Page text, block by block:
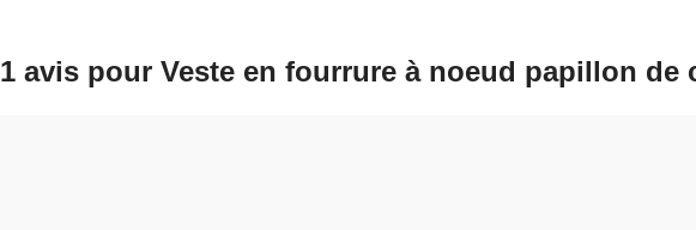
1 avis pour Veste en fourrure à noeud papillon de